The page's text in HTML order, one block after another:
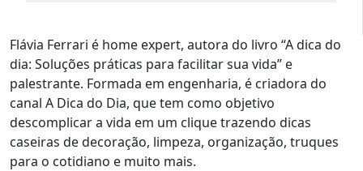
Flávia Ferrari é home expert, autora do livro “A dica do
dia: Soluções práticas para facilitar sua vida” e
palestrante. Formada em engenharia, é criadora do
canal A Dica do Dia, que tem como objetivo
descomplicar a vida em um clique trazendo dicas
caseiras de decoração, limpeza, organização, truques
para o cotidiano e muito mais.